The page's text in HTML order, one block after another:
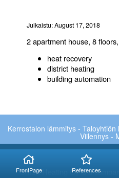
FrontPage References
Julkaistu: August 17, 2018
2 apartment house, 8
heat recovery
district heating
building automation
Kerrostalon lämmitys -
Viilennys -
Smart Heating Oy is a